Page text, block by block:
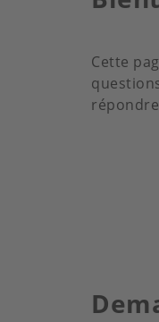
Cette